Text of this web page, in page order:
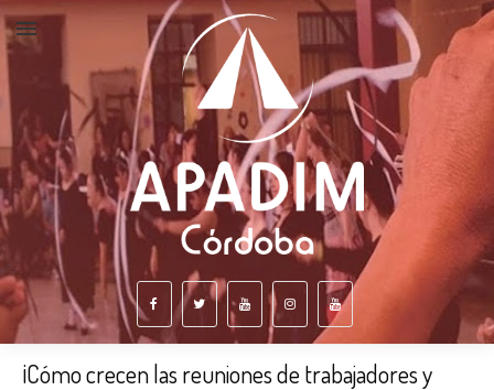
¡Cómo crecen las reuniones de trabajadores y